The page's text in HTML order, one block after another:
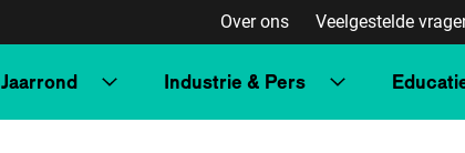
Over ons Veelgestelde
Jaarrond Industrie & Pers